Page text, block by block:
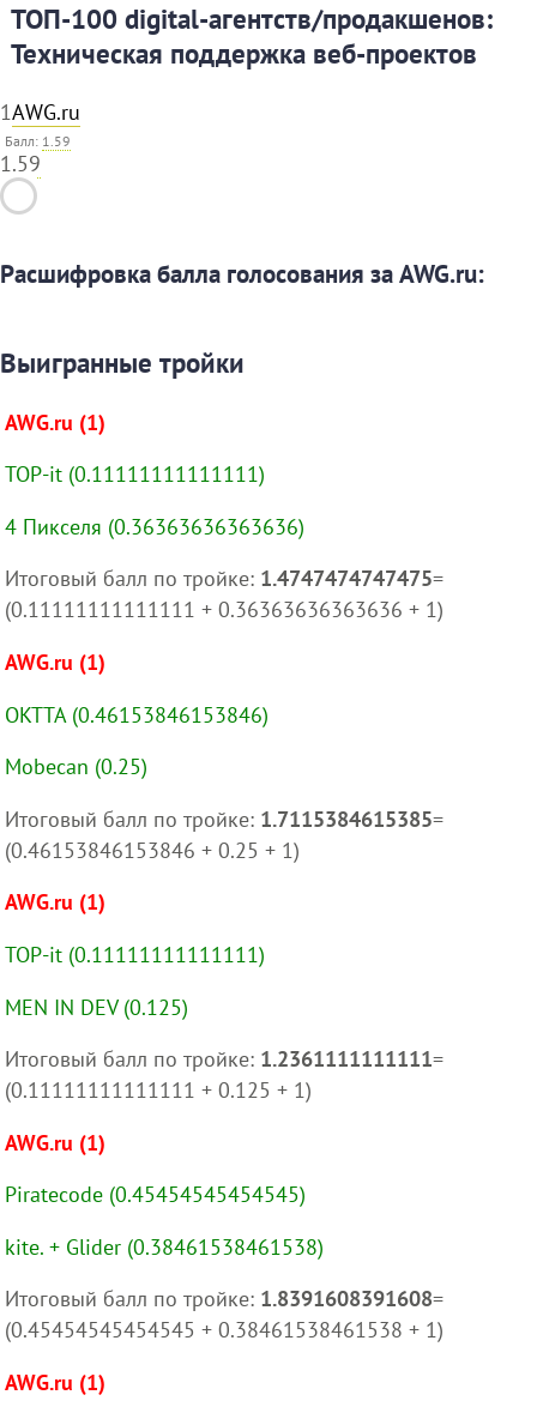
ТОП-100 digital-агентств/продакшенов:
Техническая поддержка веб-проектов
1AWG.ru
Балл: 1.59
1.59
Расшифровка балла голосования за AWG.ru:
Выигранные тройки
AWG.ru (1)
TOP-it (0.11111111111111)
4 Пикселя (0.36363636363636)
Итоговый балл по тройке: 1.4747474747475=
(0.11111111111111 + 0.36363636363636 + 1)
AWG.ru (1)
OKTTA (0.46153846153846)
Mobecan (0.25)
Итоговый балл по тройке: 1.7115384615385=
(0.46153846153846 + 0.25 + 1)
AWG.ru (1)
TOP-it (0.11111111111111)
MEN IN DEV (0.125)
Итоговый балл по тройке: 1.2361111111111=
(0.11111111111111 + 0.125 + 1)
AWG.ru (1)
Piratecode (0.45454545454545)
kite. + Glider (0.38461538461538)
Итоговый балл по тройке: 1.8391608391608=
(0.45454545454545 + 0.38461538461538 + 1)
AWG.ru (1)